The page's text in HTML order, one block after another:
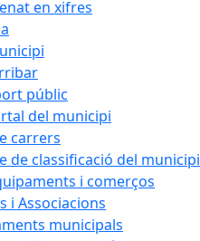
en xifres
públic
del municipi
carrers
de classificació del municipi
i comerços
i Associacions
municipals